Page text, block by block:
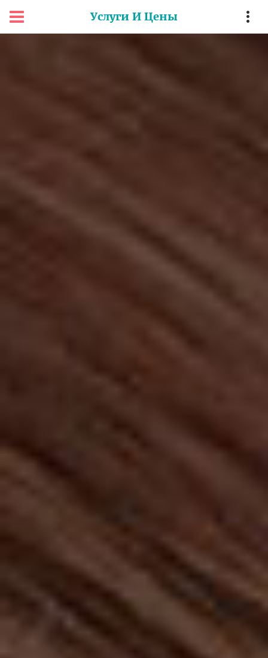
Услуги И Цены